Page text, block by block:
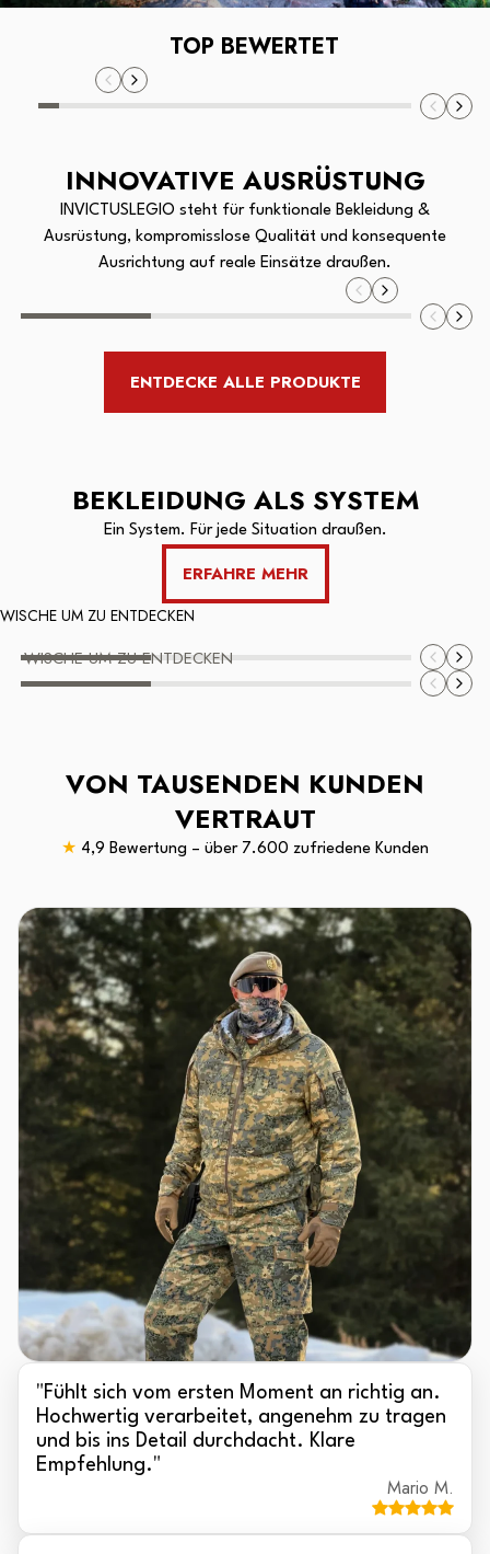
TOP BEWERTET
18
INNOVATIVE AUSRÜSTUNG
INVICTUSLEGIO steht für funktionale Bekleidung &
Ausrüstung, kompromisslose Qualität und konsequente
Ausrichtung auf reale Einsätze draußen.
ENTDECKE ALLE PRODUKTE
BEKLEIDUNG ALS SYSTEM
Ein System. Für jede Situation draußen.
ERFAHRE MEHR
Slide1of3
WISCHE UM ZU ENTDECKEN
WISCHE UM ZU ENTDECKEN
VON TAUSENDEN KUNDEN
VERTRAUT
★ 4,9 Bewertung – über 7.600 zufriedene Kunden
"Fühlt sich vom ersten Moment an richtig an.
Hochwertig verarbeitet, angenehm zu tragen
und bis ins Detail durchdacht. Klare
Empfehlung."
Mario M.